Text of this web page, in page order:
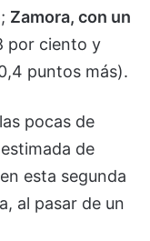
Zamora, con un
por ciento y
puntos más).
pocas de
de
esta segunda
al pasar de un